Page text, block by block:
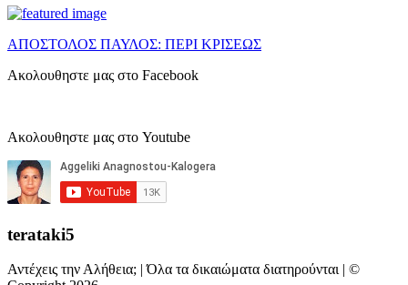
ΑΠΟΣΤΟΛΟΣ ΠΑΥΛΟΣ: ΠΕΡΙ ΚΡΙΣΕΩΣ
Ακολουθηστε μας στο Facebook
Ακολουθηστε μας στο Youtube
terataki5
Αντέχεις την Αλήθεια; | Όλα τα δικαιώματα διατηρούνται | ©